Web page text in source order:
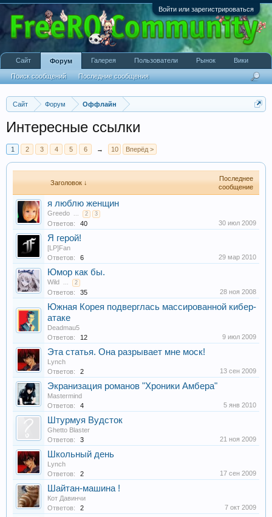
Войти или зарегистрироваться
Сайт Форум Оффлайн
Интересные ссылки
1 2 3 4 5 6 → 10 Вперёд >
Заголовок ↓
Последнее
сообщение
я люблю женщин
Greedo ... 2 3
Ответов: 40 30 июл 2009
Я герой!
[LP]Fan
Ответов:
6 29 мар 2010
Юмор как бы.
Wild ... 2
Ответов: 35 28 ноя 2008
Южная Корея подверглась массированной кибер-
атаке
Deadmau5
Ответов:
12 9 июл 2009
Эта статья. Она разрывает мне моск!
Lynch
Ответов:
2 13 сен 2009
Экранизация романов "Хроники Амбера"
Mastermind
Ответов:
4 5 янв 2010
Штурмуя Вудсток
Ghetto Blaster
Ответов:
3 21 ноя 2009
Школьный день
Lynch
Ответов:
2 17 сен 2009
Шайтан-машина !
Кот Давинчи
Ответов:
2 7 окт 2009
Сайт Форум
Поиск сообщений Последние сообщения
Галерея Пользователи Рынок Вики